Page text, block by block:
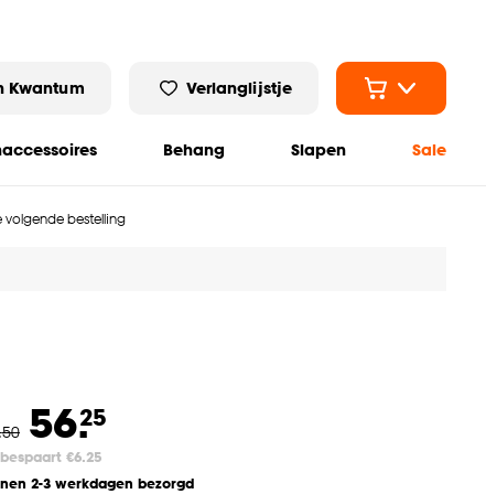
Kwantum Verlanglijstje
Behang Slapen Sale
volgende bestelling
50 56.25
€6.25
2-3 werkdagen bezorgd